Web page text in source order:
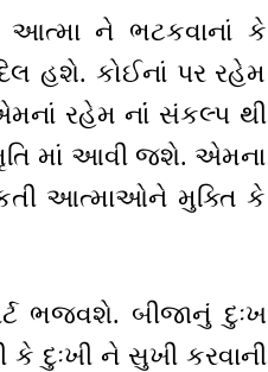
આત્મા ને ભટકવાનાં કે
હશે. કોઈનાં પર રહેમ
રહેમ નાંં સંકલ્પ થી
માં આવી જશે. એમના
આત્માઓને મુક્તિ કે
ભજવશે. બીજાનું દુઃખ
દુઃખી ને સુખી કરવાની